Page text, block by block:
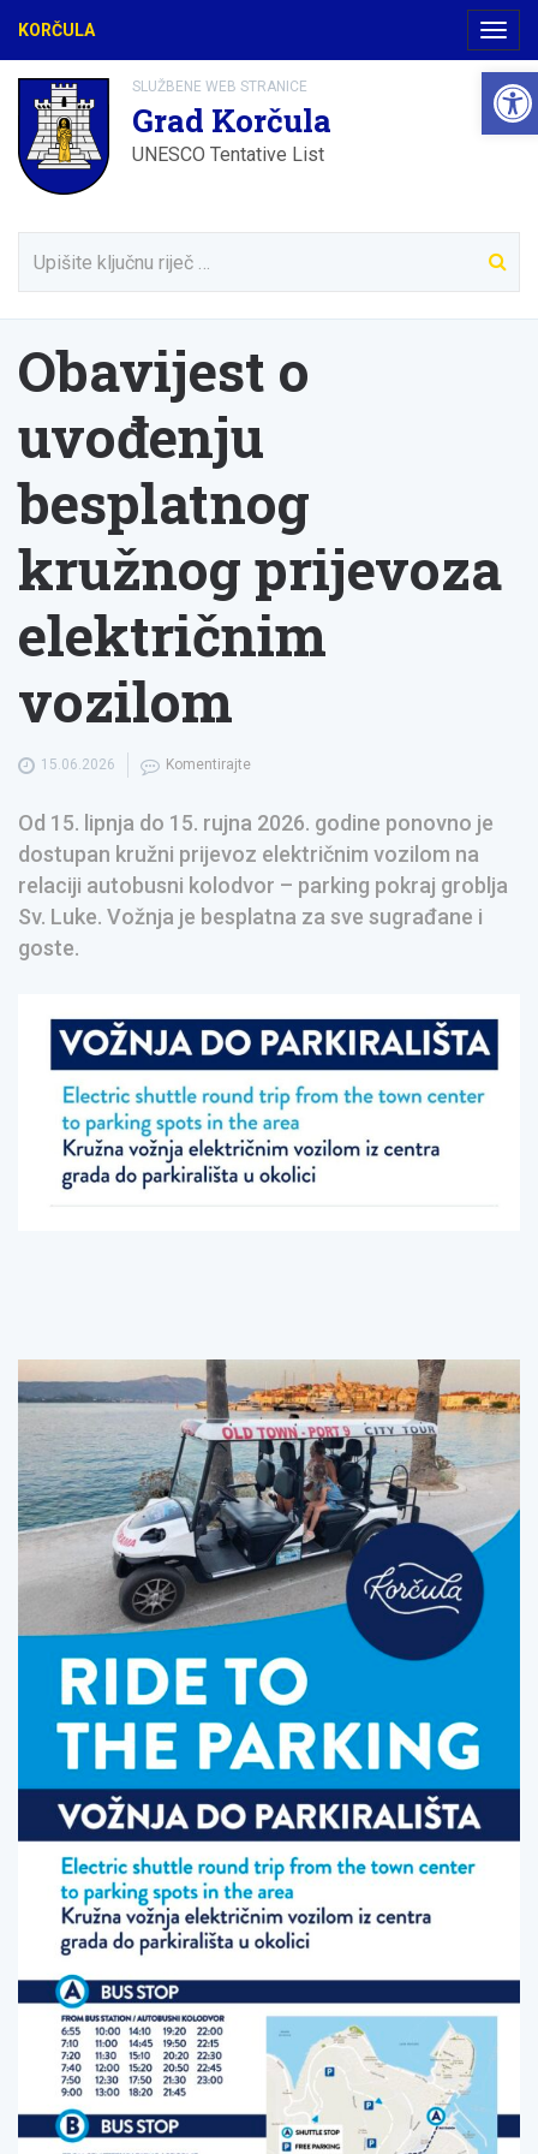
KORČULA
SLUŽBENE WEB STRANICE
Grad Korčula
UNESCO Tentative List
Obavijest o
uvođenju
besplatnog
kružnog prijevoza
električnim
vozilom
15.06.2026 Komentirajte
Od 15. lipnja do 15. rujna 2026. godine ponovno je
dostupan kružni prijevoz električnim vozilom na
relaciji autobusni kolodvor – parking pokraj groblja
Sv. Luke. Vožnja je besplatna za sve sugrađane i
goste.